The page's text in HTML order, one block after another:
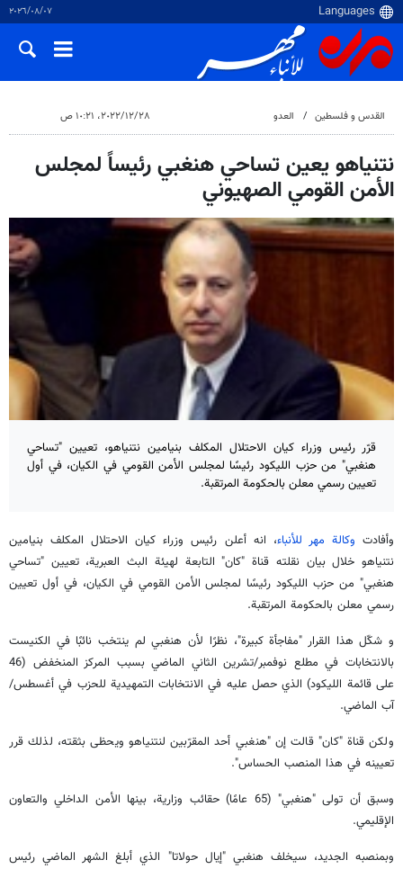
٠٧‏/٠٨‏/٢٠٢٦
القدس و فلسطین العدو ٢٨‏/١٢‏/٢٠٢٢، ١٠:٢١ ص
نتنياهو يعين تساحي هنغبي رئيساً لمجلس
الأمن القومي الصهيوني
قرّر رئيس وزراء كيان الاحتلال المكلف بنيامين نتنياهو، تعيين "تساحي
هنغبي" من حزب الليكود رئيسًا لمجلس الأمن القومي في الكيان، في أول
تعيين رسمي معلن بالحكومة المرتقبة.
وأفادت وكالة مهر للأنباء، انه أعلن رئيس وزراء كيان الاحتلال المكلف بنيامين
نتنياهو خلال بيان نقلته قناة "كان" التابعة لهيئة البث العبرية، تعيين "تساحي
هنغبي" من حزب الليكود رئيسًا لمجلس الأمن القومي في الكيان، في أول تعيين
رسمي معلن بالحكومة المرتقبة.
و شكّل هذا القرار "مفاجأة كبيرة"، نظرًا لأن هنغبي لم ينتخب نائبًا في الكنيست
بالانتخابات في مطلع نوفمبر/تشرين الثاني الماضي بسبب المركز المنخفض (46
على قائمة الليكود) الذي حصل عليه في الانتخابات التمهيدية للحزب في أغسطس/
آب الماضي.
ولكن قناة "كان" قالت إن "هنغبي أحد المقرّبين لنتنياهو ويحظى بثقته، لذلك قرر
تعيينه في هذا المنصب الحساس".
وسبق أن تولى "هنغبي" (65 عامًا) حقائب وزارية، بينها الأمن الداخلي والتعاون
الإقليمي.
وبمنصبه الجديد، سيخلف هنغبي "إيال حولاتا" الذي أبلغ الشهر الماضي رئيس